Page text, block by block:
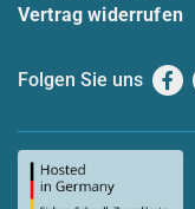
Vertrag widerrufen
Folgen Sie uns